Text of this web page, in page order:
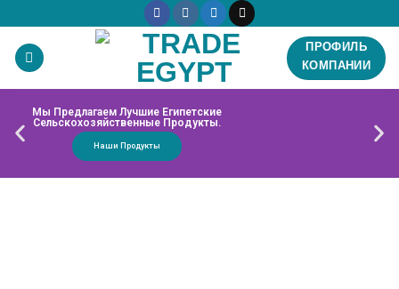
ПРОФИЛЬ
КОМПАНИИ
Мы Предлагаем Лучшие Египетские
Сельскохозяйственные Продукты.
Наши Продукты